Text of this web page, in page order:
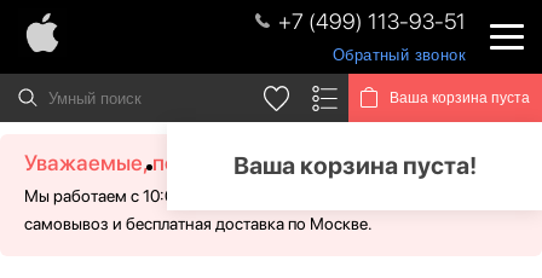
+7 (499) 113-93-51
Обратный звонок
Ваша корзина пуста
Ваша корзина пуста!
Уважаемые, посетители!
Мы работаем с 10:00 - 21:00 без выходных. Для Вас доступен
самовывоз и бесплатная доставка по Москве.